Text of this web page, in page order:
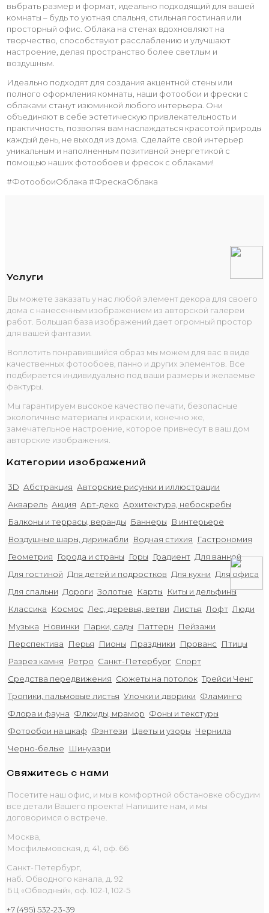
выбрать размер и формат, идеально подходящий для вашей
комнаты – будь то уютная спальня, стильная гостиная или
просторный офис. Облака на стенах вдохновляют на
творчество, способствуют расслаблению и улучшают
настроение, делая пространство более светлым и
воздушным.
Идеально подходят для создания акцентной стены или
полного оформления комнаты, наши фотообои и фрески с
облаками станут изюминкой любого интерьера. Они
объединяют в себе эстетическую привлекательность и
практичность, позволяя вам наслаждаться красотой природы
каждый день, не выходя из дома. Сделайте свой интерьер
уникальным и наполненным позитивной энергетикой с
помощью наших фотообоев и фресок с облаками!
#ФотообоиОблака #ФрескаОблака
Услуги
Вы можете заказать у нас любой элемент декора для своего
дома с нанесенным изображением из авторской галереи
работ. Большая база изображений дает огромный простор
для вашей фантазии.
Воплотить понравившийся образ мы можем для вас в виде
качественных фотообоев, панно и других элементов. Все
подбирается индивидуально под ваши размеры и желаемые
фактуры.
Мы гарантируем высокое качество печати, безопасные
экологичные материалы и краски и, конечно же,
замечательное настроение, которое привнесут в ваш дом
авторские изображения.
Категории изображений
3D Абстракция Авторские рисунки и иллюстрации
Акварель Акция Арт-деко Архитектура, небоскребы
Балконы и террасы, веранды
Баннеры
В интерьере
Воздушные шары, дирижабли
Водная стихия
Гастрономия
Геометрия
Города и страны Горы Градиент Для ванной
Для гостиной Для детей и подростков Для кухни Для офиса
Для спальни Дороги Золотые Карты
Киты и дельфины
Классика
Космос Лес, деревья, ветви Листья Лофт Люди
Музыка
Новинки Парки, сады Паттерн
Пейзажи
Перспектива
Перья Пионы Праздники Прованс
Птицы
Разрез камня
Ретро Санкт-Петербург Спорт
Средства передвижения Сюжеты на потолок Трейси Ченг
Тропики, пальмовые листья Улочки и дворики Фламинго
Флора и фауна Флюиды, мрамор Фоны и текстуры
Фотообои на шкаф Фэнтези Цветы и узоры Чернила
Черно-белые
Шинуазри
Свяжитесь с нами
Посетите наш офис, и мы в комфортной обстановке обсудим
все детали Вашего проекта! Напишите нам, и мы
договоримся о встрече.
Москва,
Мосфильмовская, д. 41, оф. 66
Санкт-Петербург,
наб. Обводного канала, д. 92
БЦ «Обводный», оф. 102-1, 102-5
+7 (495) 532-23-39